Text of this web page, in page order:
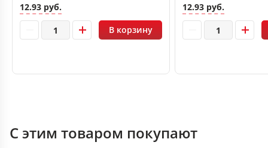
12.93 руб.
В корзину
12.93 руб.
С этим товаром покупают